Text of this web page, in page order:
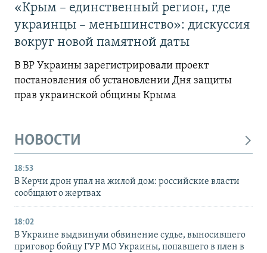
«Крым – единственный регион, где
украинцы – меньшинство»: дискуссия
вокруг новой памятной даты
В ВР Украины зарегистрировали проект
постановления об установлении Дня защиты
прав украинской общины Крыма
НОВОСТИ
18:53
В Керчи дрон упал на жилой дом: российские власти
сообщают о жертвах
18:02
В Украине выдвинули обвинение судье, выносившего
приговор бойцу ГУР МО Украины, попавшего в плен в